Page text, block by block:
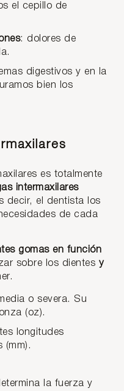
el cepillo de
s: dolores de
digestivos y en la
bien los
es totalmente
intermaxilares
decir, el dentista los
de cada
gomas en función
sobre los dientes y
o severa. Su
(oz).
longitudes
(mm).
la fuerza y